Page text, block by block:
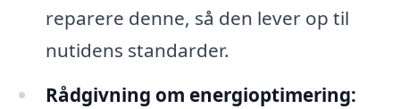
reparere denne, så den lever op til
nutidens standarder.
Rådgivning om energioptimering: